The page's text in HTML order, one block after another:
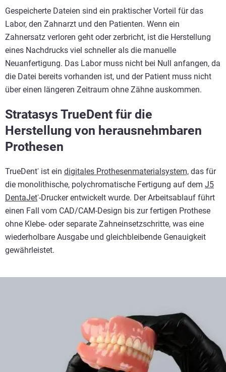
Gespeicherte Dateien sind ein praktischer Vorteil für das
Labor, den Zahnarzt und den Patienten. Wenn ein
Zahnersatz verloren geht oder zerbricht, ist die Herstellung
eines Nachdrucks viel schneller als die manuelle
Neuanfertigung. Das Labor muss nicht bei Null anfangen, da
die Datei bereits vorhanden ist, und der Patient muss nicht
über einen längeren Zeitraum ohne Zähne auskommen.
Stratasys TrueDent für die
Herstellung von herausnehmbaren
Prothesen
TrueDent® ist ein digitales Prothesenmaterialsystem, das für
die monolithische, polychromatische Fertigung auf dem J5
DentaJet®-Drucker entwickelt wurde. Der Arbeitsablauf führt
einen Fall vom CAD/CAM-Design bis zur fertigen Prothese
ohne Klebe- oder separate Zahneinsetzschritte, was eine
wiederholbare Ausgabe und gleichbleibende Genauigkeit
gewährleistet.